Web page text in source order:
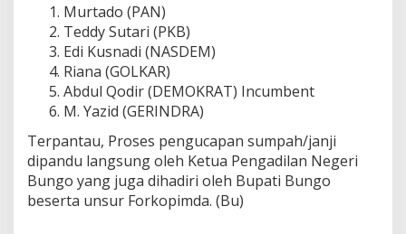
Murtado (PAN)
Teddy Sutari (PKB)
Edi Kusnadi (NASDEM)
Riana (GOLKAR)
Abdul Qodir (DEMOKRAT) Incumbent
M. Yazid (GERINDRA)
Terpantau, Proses pengucapan sumpah/janji
dipandu langsung oleh Ketua Pengadilan Negeri
Bungo yang juga dihadiri oleh Bupati Bungo
beserta unsur Forkopimda. (Bu)